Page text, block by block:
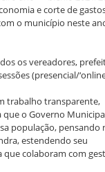
e corte de
o município neste
os vereadores,
(presencial/
trabalho transparente,
que o Governo
população, pensando
estendendo seu
colaboram com